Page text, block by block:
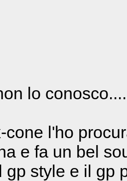
lo conosco....
cone l'ho
e fa un bel
gp style e il gp